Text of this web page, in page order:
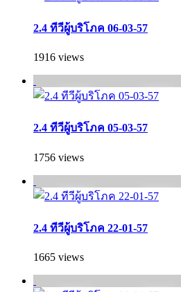
2.4 ทีวีผู้บริโภค 06-03-57
1916 views
2.4 ทีวีผู้บริโภค 05-03-57
1756 views
2.4 ทีวีผู้บริโภค 22-01-57
1665 views